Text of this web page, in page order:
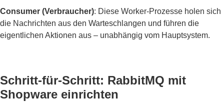
Consumer (Verbraucher): Diese Worker-Prozesse holen sich
die Nachrichten aus den Warteschlangen und führen die
eigentlichen Aktionen aus – unabhängig vom Hauptsystem.
Schritt-für-Schritt: RabbitMQ mit
Shopware einrichten